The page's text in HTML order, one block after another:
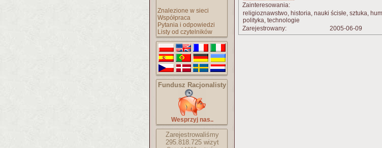
Znalezione w sieci
Współpraca
Pytania i odpowiedzi
Listy od czytelników
Fundusz Racjonalisty
Wesprzyj nas..
Zarejestrowaliśmy
295.818.725wizyt
Zainteresowania:
religioznawstwo, historia, nauki ścisłe, sztuka,
polityka, technologie
Zarejestrowany:
2005-06-09